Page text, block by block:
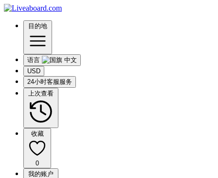
目的地
语言
USD
24小时客服服务
上次查看
收藏
0
我的账户